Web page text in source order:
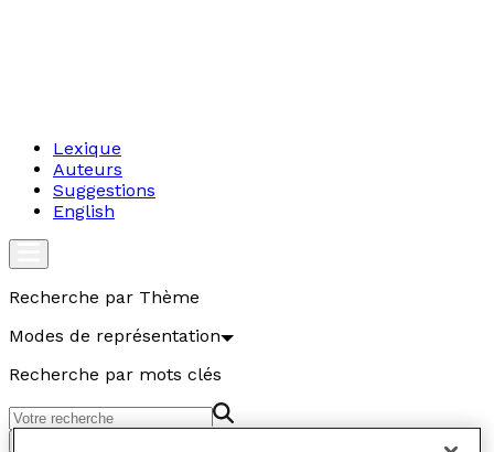
Lexique
Auteurs
Suggestions
English
Recherche par Thème
Modes de représentation
Recherche par mots clés